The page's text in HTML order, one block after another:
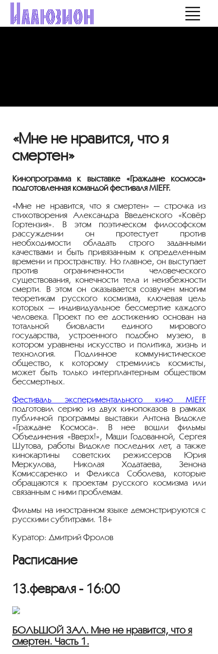
«Мне не нравится, что я
смертен»
Кинопрограмма к выставке «Граждане космоса»
подготовленная командой фестиваля MIEFF.
«Мне не нравится, что я смертен» — строчка из
стихотворения Александра Введенского «Ковёр
Гортензия». В этом поэтическом философском
рассуждении он протестует против
необходимости обладать строго заданными
качествами и быть привязанным к определенным
времени и пространству. Но главное, он выступает
против ограниченности человеческого
существования, конечности тела и неизбежности
смерти. В этом он оказывается созвучен многим
теоретикам русского космизма, ключевая цель
которых — индивидуальное бессмертие каждого
человека. Проект по ее достижению основан на
тотальной биовласти единого мирового
государства, устроенного подобно музею, в
котором уравнены искусство и политика, жизнь и
технология. Подлинное коммунистическое
общество, к которому стремились космисты,
может быть только интерплантерным обществом
бессмертных.
Фестиваль экспериментального кино MIEFF
подготовил серию из двух кинопоказов в рамках
публичной программы выставки Антона Видокле
«Граждане Космоса». В нее вошли фильмы
Объединения «Вверх!», Маши Годованной, Сергея
Шутова, работы Видокле последних лет, а также
кинокартины советских режиссеров Юрия
Меркулова, Николая Ходатаева, Зенона
Комиссаренко и Феликса Соболева, которые
обращаются к проектам русского космизма или
связанным с ними проблемам.
Фильмы на иностранном языке демонстрируются с
русскими субтитрами. 18+
Куратор: Дмитрий Фролов
Расписание
13.февраля - 16:00
БОЛЬШОЙ ЗАЛ. Мне не нравится, что я
смертен. Часть 1.